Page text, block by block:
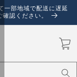
一部地域で配送に遅延
認ください。
ー